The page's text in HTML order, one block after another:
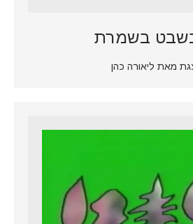
בשמרת
מאת ליאורה כהן